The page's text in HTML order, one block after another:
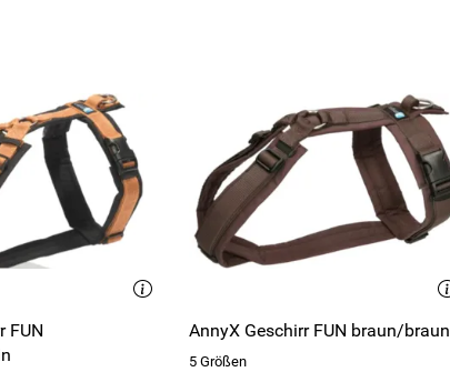
FUN
AnnyX Geschirr FUN braun/braun
5 Größen